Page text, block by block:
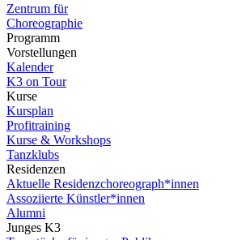
Zentrum für
Choreographie
Programm
Vorstellungen
Kalender
K3 on Tour
Kurse
Kursplan
Profitraining
Kurse & Workshops
Tanzklubs
Residenzen
Aktuelle Residenzchoreograph*innen
Assoziierte Künstler*innen
Alumni
Junges K3